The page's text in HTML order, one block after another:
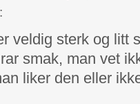
veldig sterk og litt
smak, man vet
liker den eller